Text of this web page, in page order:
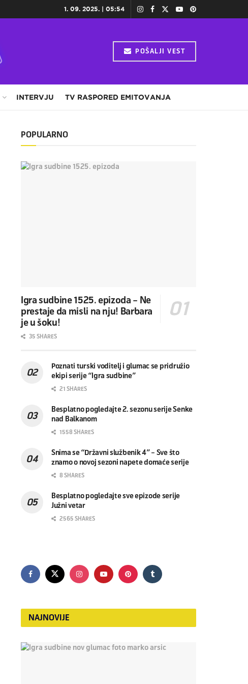
1. 09. 2025. | 05:54
POŠALJI VEST
INTERVJU TV RASPORED EMITOVANJA
POPULARNO
Igra sudbine 1525. epizoda – Ne
prestaje da misli na nju! Barbara
je u šoku!
35 SHARES
Poznati turski voditelj i glumac se pridružio
ekipi serije “Igra sudbine”
21 SHARES
Besplatno pogledajte 2. sezonu serije Senke
nad Balkanom
1558 SHARES
Snima se “Državni službenik 4” – Sve što
znamo o novoj sezoni napete domaće serije
8 SHARES
Besplatno pogledajte sve epizode serije
Južni vetar
2565 SHARES
NAJNOVIJE